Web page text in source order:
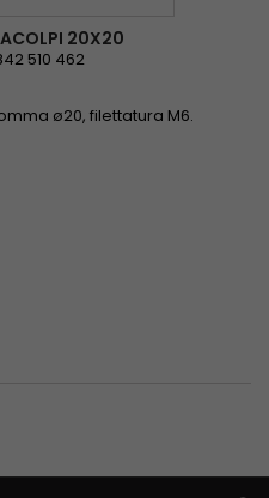
20X20
510 462
ø20, filettatura M6.